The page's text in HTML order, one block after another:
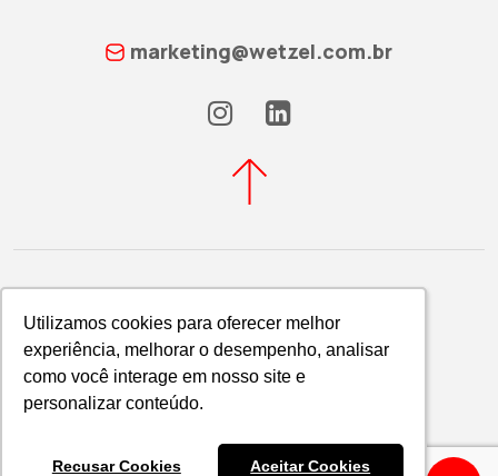
Utilizamos cookies para oferecer melhor
experiência, melhorar o desempenho, analisar
como você interage em nosso site e
personalizar conteúdo.
Recusar Cookies Aceitar Cookies
Utilizamos cookies para oferecer melhor
experiência, melhorar o desempenho, analisar
como você interage em nosso site e
personalizar conteúdo.
Recusar Cookies Aceitar Cookies
marketing@wetzel.com.br
Política de Privacidade
WETZEL S/A © 2026